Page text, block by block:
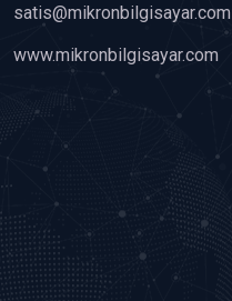
satis@mikronbilgisayar.com
www.mikronbilgisayar.com